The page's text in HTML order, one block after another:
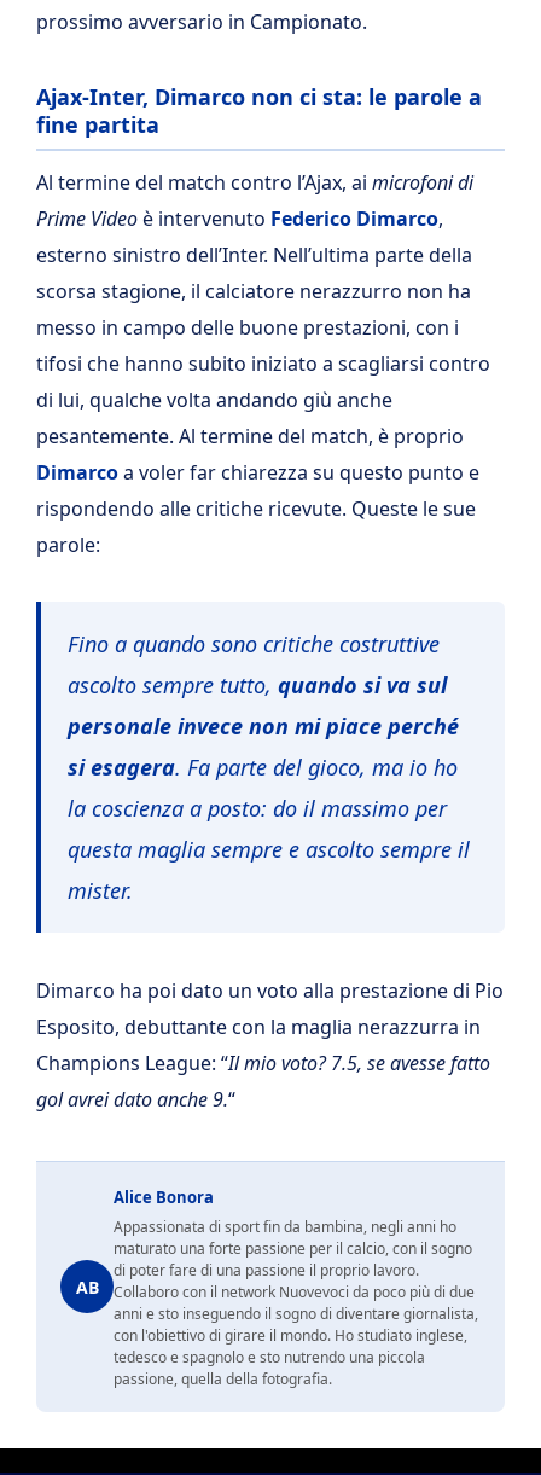
prossimo avversario in Campionato.
Ajax-Inter, Dimarco non ci sta: le parole a
fine partita
Al termine del match contro l’Ajax, ai microfoni di
Prime Videoè intervenuto Federico Dimarco,
esterno sinistro dell’Inter. Nell’ultima parte della
scorsa stagione, il calciatore nerazzurro non ha
messo in campo delle buone prestazioni, con i
tifosi che hanno subito iniziato a scagliarsi contro
di lui, qualche volta andando giù anche
pesantemente. Al termine del match, è proprio
Dimarcoa voler far chiarezza su questo punto e
rispondendo alle critiche ricevute. Queste le sue
parole:
Fino a quando sono critiche costruttive
ascolto sempre tutto, quando si va sul
personale invece non mi piace perché
si esagera. Fa parte del gioco, ma io ho
la coscienza a posto: do il massimo per
questa maglia sempre e ascolto sempre il
mister.
Dimarco ha poi dato un voto alla prestazione di Pio
Esposito, debuttante con la maglia nerazzurra in
Champions League: “Il mio voto? 7.5, se avesse fatto
gol avrei dato anche 9.“
AB
Alice Bonora
Appassionata di sport fin da bambina, negli anni ho
maturato una forte passione per il calcio, con il sogno
di poter fare di una passione il proprio lavoro.
Collaboro con il network Nuovevoci da poco più di due
anni e sto inseguendo il sogno di diventare giornalista,
con l'obiettivo di girare il mondo. Ho studiato inglese,
tedesco e spagnolo e sto nutrendo una piccola
passione, quella della fotografia.